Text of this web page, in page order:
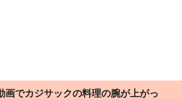
画でカジサックの料理の腕が上がっ